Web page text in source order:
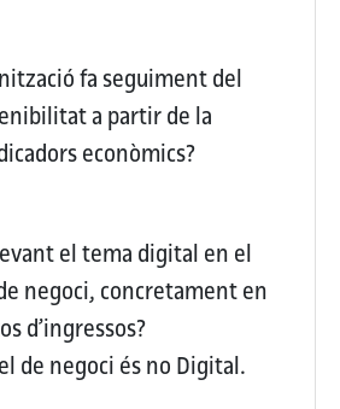
fa seguiment del
a partir de la
econòmics?
el tema digital en el
negoci, concretament en
d’ingressos?
de negoci és no Digital.